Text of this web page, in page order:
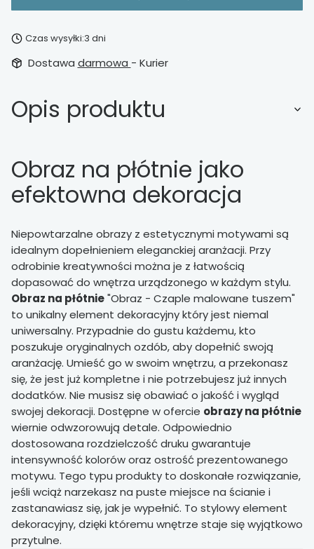
Czas wysyłki:3 dni
Dostawa darmowa - Kurier
Opis produktu
Obraz na płótnie jako
efektowna dekoracja
Niepowtarzalne obrazy z estetycznymi motywami są
idealnym dopełnieniem eleganckiej aranżacji. Przy
odrobinie kreatywności można je z łatwością
dopasować do wnętrza urządzonego w każdym stylu.
Obraz na płótnie"Obraz - Czaple malowane tuszem"
to unikalny element dekoracyjny który jest niemal
uniwersalny. Przypadnie do gustu każdemu, kto
poszukuje oryginalnych ozdób, aby dopełnić swoją
aranżację. Umieść go w swoim wnętrzu, a przekonasz
się, że jest już kompletne i nie potrzebujesz już innych
dodatków. Nie musisz się obawiać o jakość i wygląd
swojej dekoracji. Dostępne w ofercie obrazy na płótnie
wiernie odwzorowują detale. Odpowiednio
dostosowana rozdzielczość druku gwarantuje
intensywność kolorów oraz ostrość prezentowanego
motywu. Tego typu produkty to doskonałe rozwiązanie,
jeśli wciąż narzekasz na puste miejsce na ścianie i
zastanawiasz się, jak je wypełnić. To stylowy element
dekoracyjny, dzięki któremu wnętrze staje się wyjątkowo
przytulne.